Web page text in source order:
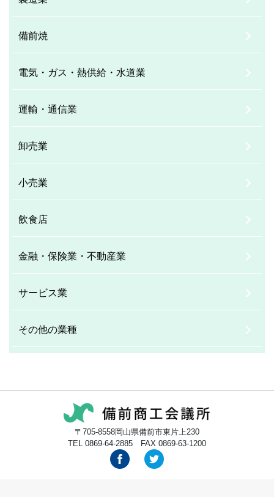
備前焼
電気・ガス・熱供給・水道業
運輸・通信業
卸売業
小売業
飲食店
金融・保険業・不動産業
サービス業
その他の業種
〒705-8558岡山県備前市東片上230
TEL 0869-64-2885 FAX 0869-63-1200